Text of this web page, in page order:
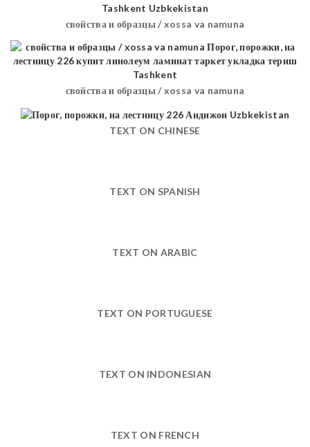
свойства и образцы / xossa va namuna
свойства и образцы / xossa va namuna
TEXT ON CHINESE
TEXT ON SPANISH
TEXT ON ARABIC
TEXT ON PORTUGUESE
TEXT ON INDONESIAN
TEXT ON FRENCH